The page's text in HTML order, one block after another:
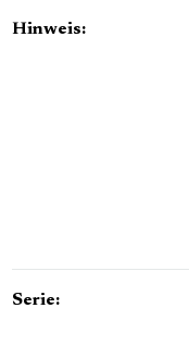
Hinweis:
Serie: